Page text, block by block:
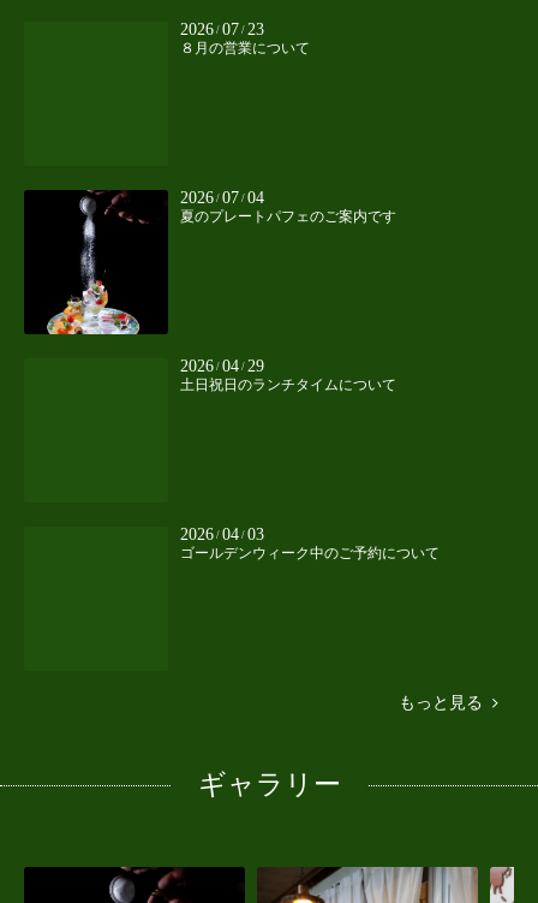
2026 / 07 / 23
８月の営業について
2026 / 07 / 04
夏のプレートパフェのご案内です
2026 / 04 / 29
土日祝日のランチタイムについて
2026 / 04 / 03
ゴールデンウィーク中のご予約について
もっと見る
ギャラリー